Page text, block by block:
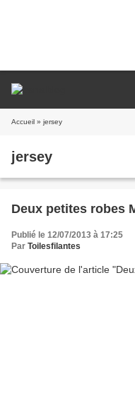
Accueil » jersey
jersey
Deux petites robes
Publié le 12/07/2013 à 17:25
Par Toilesfilantes